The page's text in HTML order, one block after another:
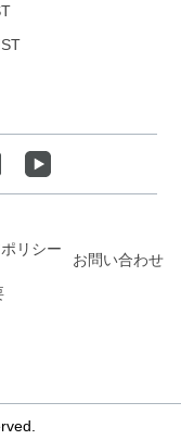
リシー
お問い合わせ